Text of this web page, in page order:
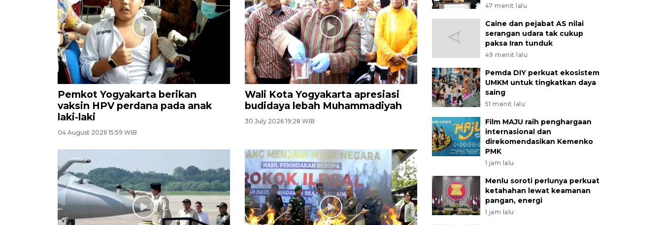
Pemkot Yogyakarta berikan
vaksin HPV perdana pada anak
laki-laki
04 August 2026 15:59 WIB
Wali Kota Yogyakarta apresiasi
budidaya lebah Muhammadiyah
30 July 2026 19:28 WIB
47 menit lalu
Caine dan pejabat AS nilai
serangan udara tak cukup
paksa Iran tunduk
49 menit lalu
Pemda DIY perkuat ekosistem
UMKM untuk tingkatkan daya
saing
51 menit lalu
Film MAJU raih penghargaan
internasional dan
direkomendasikan Kemenko
PMK
1 jam lalu
Menlu soroti perlunya perkuat
ketahahan lewat keamanan
pangan, energi
1 jam lalu